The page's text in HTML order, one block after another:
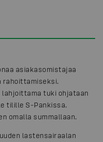
asiakasomistajaa
rahoittamiseksi.
tuki ohjataan
tilille S-Pankissa.
omalla summallaan.
lastensairaalan